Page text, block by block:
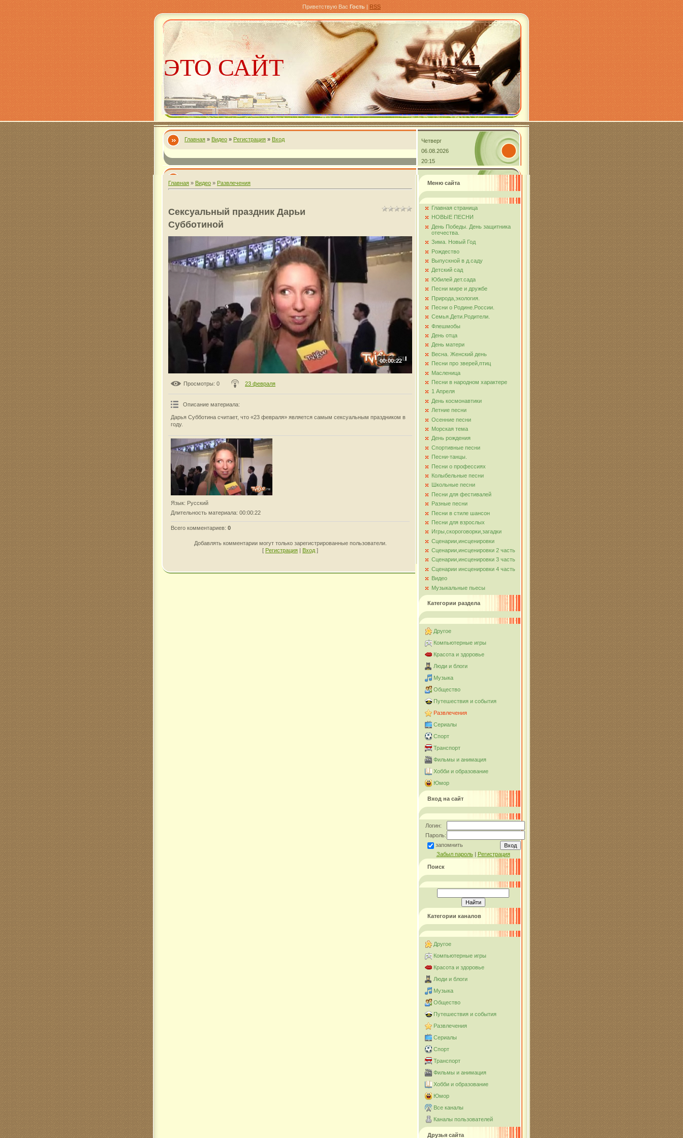
Приветствую Вас Гость | RSS
ЭТО САЙТ
Александра
Комарова
Главная » Видео » Регистрация » Вход
Четверг
06.08.2026
20:15
Главная » Видео » Развлечения
Сексуальный праздник Дарьи
Субботиной
00:00:22
Просмотры: 0 23 февраля
Описание материала:
Дарья Субботина считает, что «23 февраля» является самым сексуальным праздником в
году.
Язык: Русский
Длительность материала: 00:00:22
Всего комментариев: 0
Добавлять комментарии могут только зарегистрированные пользователи.
[ Регистрация | Вход ]
Меню сайта
Главная страница
НОВЫЕ ПЕСНИ
День Победы. День защитника
отечества.
Зима. Новый Год
Рождество
Выпускной в д.саду
Детский сад
Юбилей дет.сада
Песни мире и дружбе
Природа,экология.
Песни о Родине.России.
Семья.Дети.Родители.
Флешмобы
День отца
День матери
Весна. Женский день
Песни про зверей,птиц
Масленица
Песни в народном характере
1 Апреля
День космонавтики
Летние песни
Осенние песни
Морская тема
День рождения
Спортивные песни
Песни-танцы.
Песни о профессиях
Колыбельные песни
Школьные песни
Песни для фестивалей
Разные песни
Песни в стиле шансон
Песни для взрослых
Игры,скороговорки,загадки
Сценарии,инсценировки
Сценарии,инсценировки 2 часть
Сценарии,инсценировки 3 часть
Сценарии инсценировки 4 часть
Видео
Музыкальные пьесы
Категории раздела
Другое
Компьютерные игры
Красота и здоровье
Люди и блоги
Музыка
Общество
Путешествия и события
Развлечения
Сериалы
Спорт
Транспорт
Фильмы и анимация
Хобби и образование
Юмор
Вход на сайт
Логин:
Пароль:
запомнить
Забыл пароль| Регистрация
Поиск
Категории каналов
Другое
Компьютерные игры
Красота и здоровье
Люди и блоги
Музыка
Общество
Путешествия и события
Развлечения
Сериалы
Спорт
Транспорт
Фильмы и анимация
Хобби и образование
Юмор
Все каналы
Каналы пользователей
Друзья сайта